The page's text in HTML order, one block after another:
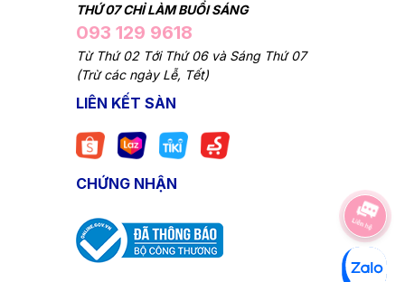
THỨ 07 CHỈ LÀM BUỔI SÁNG
093 129 9618
Từ Thứ 02 Tới Thứ 06 và Sáng Thứ 07
(Trừ các ngày Lễ, Tết)
LIÊN KẾT SÀN
CHỨNG NHẬN